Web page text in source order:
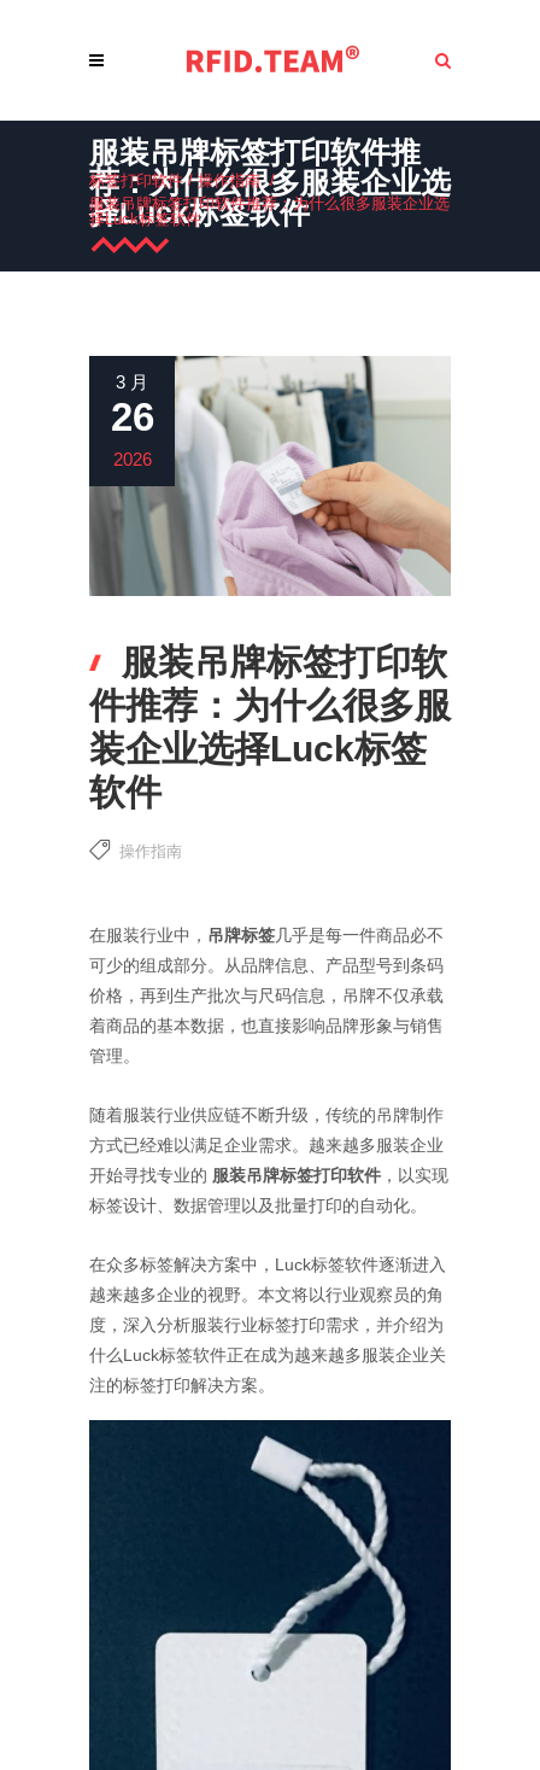
服装吊牌标签打印软件推
荐：为什么很多服装企业选
择Luck标签软件
标签打印软件/操作指南 /
服装吊牌标签打印软件推荐：为什么很多服装企业选
择Luck标签软件
3 月
26
2026
服装吊牌标签打印软
件推荐：为什么很多服
装企业选择Luck标签
软件
操作指南
在服装行业中， 吊牌标签几乎是每一件商品必不
可少的组成部分。从品牌信息、产品型号到条码
价格，再到生产批次与尺码信息，吊牌不仅承载
着商品的基本数据，也直接影响品牌形象与销售
管理。
随着服装行业供应链不断升级，传统的吊牌制作
方式已经难以满足企业需求。越来越多服装企业
开始寻找专业的 服装吊牌标签打印软件 ，以实现
标签设计、数据管理以及批量打印的自动化。
在众多标签解决方案中，Luck标签软件逐渐进入
越来越多企业的视野。本文将以行业观察员的角
度，深入分析服装行业标签打印需求，并介绍为
什么Luck标签软件正在成为越来越多服装企业关
注的标签打印解决方案。